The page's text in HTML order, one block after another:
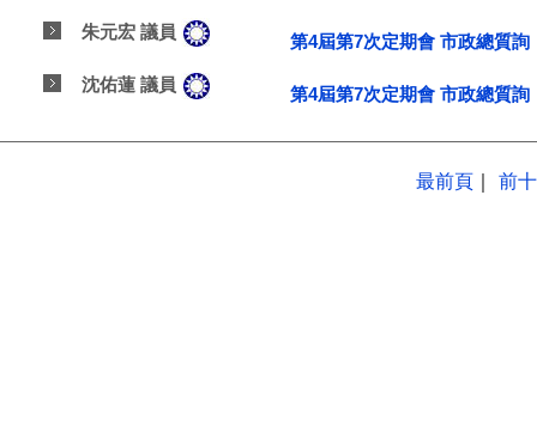
朱元宏 議員 第4屆第7次定期會 市政總質詢
沈佑蓮 議員 第4屆第7次定期會 市政總質詢
最前頁 前